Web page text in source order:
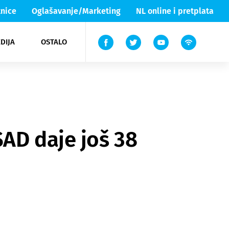
Oglašavanje/Marketing NL online i pretplata
OSTALO
Lika & Senj
TV
daje još 38